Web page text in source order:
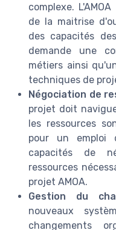
complexe.
de la maitrise
des capacités
demande une
métiers ainsi
techniques de
Négociation de
projet doit
les ressources
pour un emploi
capacités de
ressources
projet AMOA.
Gestion du
nouveaux
changements